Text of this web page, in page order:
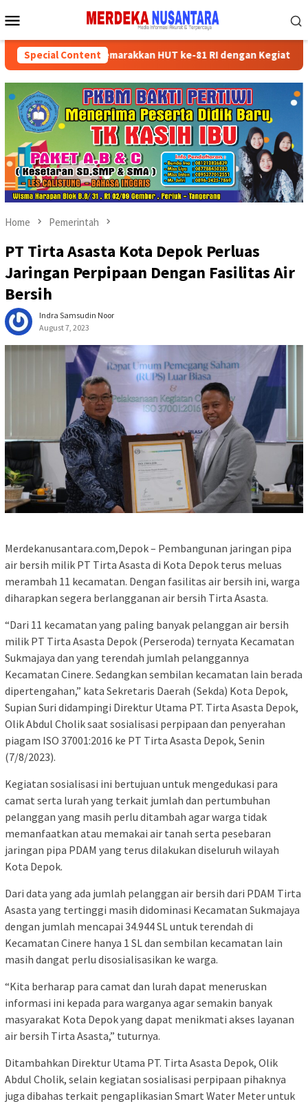
to
Menu
Special Content
Partai Semarakkan HUT ke-81 RI dengan Kegiatan Sosial
Home Pemerintah
PT Tirta Asasta Kota Depok Perluas
Jaringan Perpipaan Dengan Fasilitas Air
Bersih
Indra Samsudin Noor
August 7, 2023
Merdekanusantara.com,Depok – Pembangunan jaringan pipa
air bersih milik PT Tirta Asasta di Kota Depok terus meluas
merambah 11 kecamatan. Dengan fasilitas air bersih ini, warga
diharapkan segera berlangganan air bersih Tirta Asasta.
“Dari 11 kecamatan yang paling banyak pelanggan air bersih
milik PT Tirta Asasta Depok (Perseroda) ternyata Kecamatan
Sukmajaya dan yang terendah jumlah pelanggannya
Kecamatan Cinere. Sedangkan sembilan kecamatan lain berada
dipertengahan,” kata Sekretaris Daerah (Sekda) Kota Depok,
Supian Suri didampingi Direktur Utama PT. Tirta Asasta Depok,
Olik Abdul Cholik saat sosialisasi perpipaan dan penyerahan
piagam ISO 37001:2016 ke PT Tirta Asasta Depok, Senin
(7/8/2023).
Kegiatan sosialisasi ini bertujuan untuk mengedukasi para
camat serta lurah yang terkait jumlah dan pertumbuhan
pelanggan yang masih perlu ditambah agar warga tidak
memanfaatkan atau memakai air tanah serta pesebaran
jaringan pipa PDAM yang terus dilakukan diseluruh wilayah
Kota Depok.
Dari data yang ada jumlah pelanggan air bersih dari PDAM Tirta
Asasta yang tertinggi masih didominasi Kecamatan Sukmajaya
dengan jumlah mencapai 34.944 SL untuk terendah di
Kecamatan Cinere hanya 1 SL dan sembilan kecamatan lain
masih dangat perlu disosialisasikan ke warga.
“Kita berharap para camat dan lurah dapat meneruskan
informasi ini kepada para warganya agar semakin banyak
masyarakat Kota Depok yang dapat menikmati akses layanan
air bersih Tirta Asasta,” tuturnya.
Ditambahkan Direktur Utama PT. Tirta Asasta Depok, Olik
Abdul Cholik, selain kegiatan sosialisasi perpipaan pihaknya
juga dibahas terkait pengaplikasian Smart Water Meter untuk